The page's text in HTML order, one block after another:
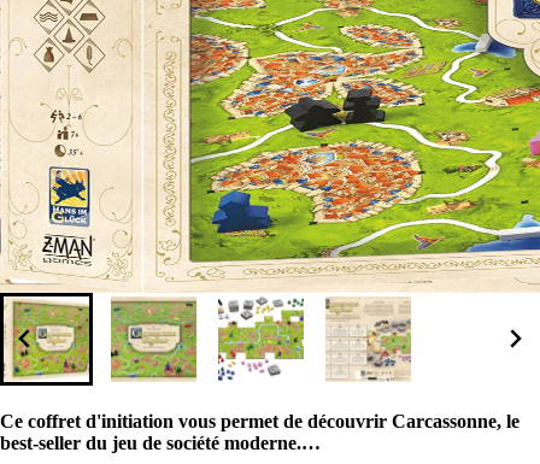
Ce coffret d'initiation vous permet de découvrir Carcassonne, le
best-seller du jeu de société moderne.…